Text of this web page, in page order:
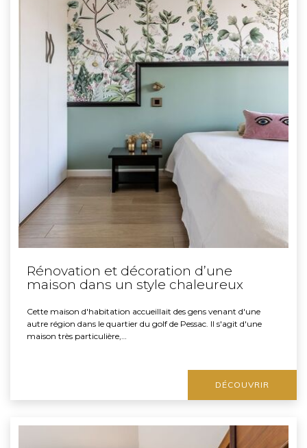
Rénovation et décoration d’une
maison dans un style chaleureux
Cette maison d'habitation accueillait des gens venant d'une
autre région dans le quartier du golf de Pessac. Il s'agit d'une
maison très particulière,…
DÉCOUVRIR